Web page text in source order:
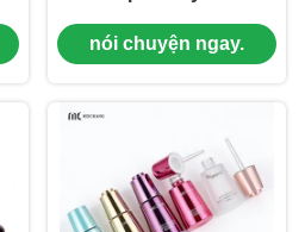
Thick-Wall Leak-Proof
Dropper Bottle ((MC-
nói chuyện ngay.